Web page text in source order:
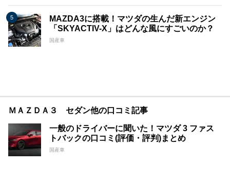
MAZDA3に搭載！マツダの生んだ新エンジン
「SKYACTIV-X」はどんな風にすごいのか？
国産車
ＭＡＺＤＡ３ セダン他の口コミ記事
一般のドライバーに聞いた！マツダ 3 ファス
トバックの口コミ(評価・評判)まとめ
国産車